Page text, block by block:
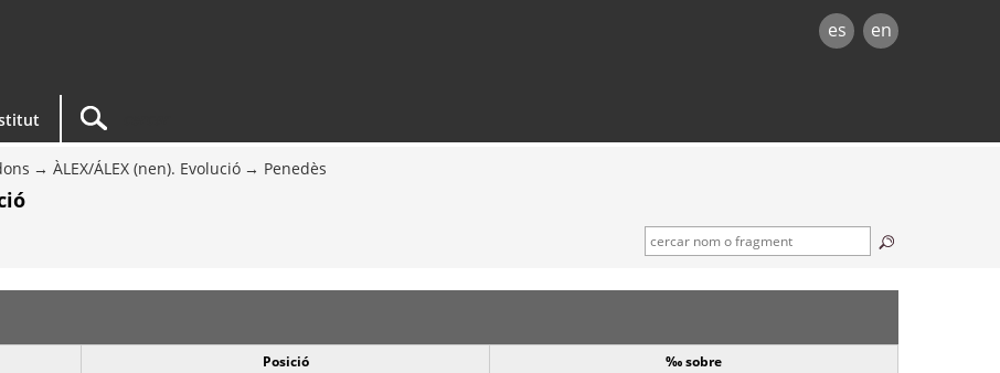
es en
ÀLEX/ÁLEX (nen). Evolució Penedès
Posició
‰ sobre